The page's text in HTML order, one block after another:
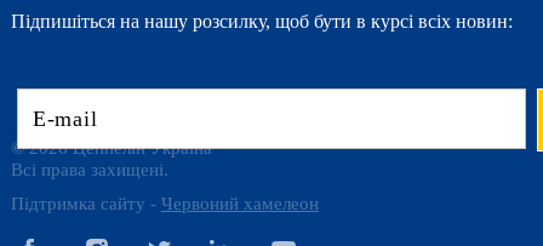
Підпишіться на нашу розсилку, щоб бути в курсі всіх новин:
© 2026 Цеппелін Україна
Всі права захищені.
Підтримка сайту - Червоний хамелеон